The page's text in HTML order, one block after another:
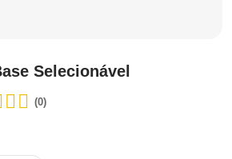
Selecionável
(0)